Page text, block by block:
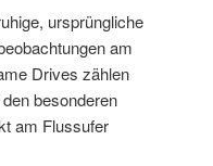
ursprüngliche
am
Drives zählen
besonderen
am Flussufer